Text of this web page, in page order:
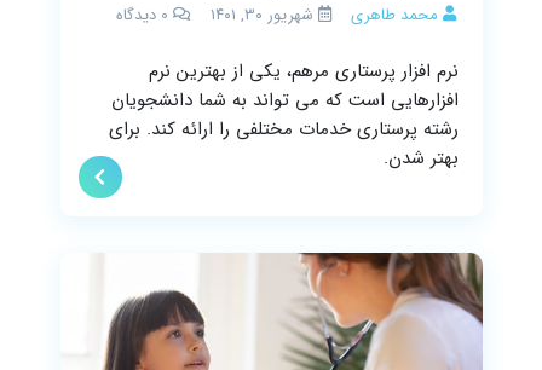
محمد طاهری شهریور ۳۰, ۱۴۰۱ 0 دیدگاه
نرم افزار پرستاری مرهم، یکی از بهترین نرم
افزارهایی است که می تواند به شما دانشجویان
رشته پرستاری خدمات مختلفی را ارائه کند. برای
بهتر شدن.